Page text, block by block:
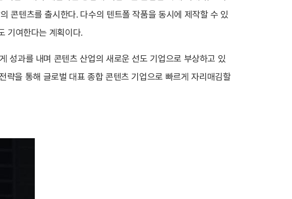
콘텐츠를 출시한다. 다수의 텐트폴 작품을 동시에 제작할 수 있
기여한다는 계획이다.
성과를 내며 콘텐츠 산업의 새로운 선도 기업으로 부상하고 있
을 통해 글로벌 대표 종합 콘텐츠 기업으로 빠르게 자리매김할